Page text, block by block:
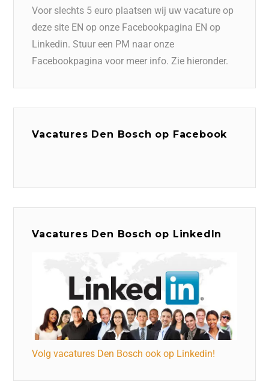
Voor slechts 5 euro plaatsen wij uw vacature op
deze site EN op onze Facebookpagina EN op
Linkedin. Stuur een PM naar onze
Facebookpagina voor meer info. Zie hieronder.
Vacatures Den Bosch op Facebook
Vacatures Den Bosch op LinkedIn
Volg vacatures Den Bosch ook op Linkedin!